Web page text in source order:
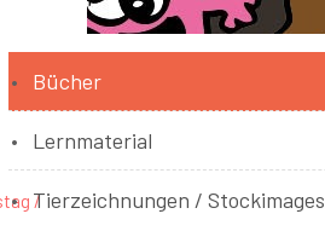
/
Bücher
Lernmaterial
Tierzeichnungen / Stockimages